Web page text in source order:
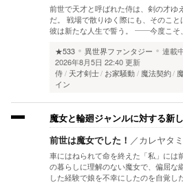
前世で天才と呼ばれた侍は、剣の才ゆ
だ。 戦場で散りゆく際にも、そのこと
彼は新たな人生で誓う。 ——今度こ
★533
異世界ファンタジー 連載
2026年8月5日 22:40 更新
侍
天才剣士 お家騒動 魔法契約
イン
魔女と輪廻ジャンルに対する新
前世は魔女でした！ ／カレヤタ
車にはねられて命を終えた「私」には
の暮らしに理解のない魔女で、偏屈な
した経験で娘を不幸にしたのを自覚